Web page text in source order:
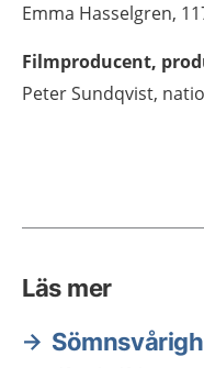
Emma Hasselgren,
Filmproducent,
Peter Sundqvist,
Läs mer